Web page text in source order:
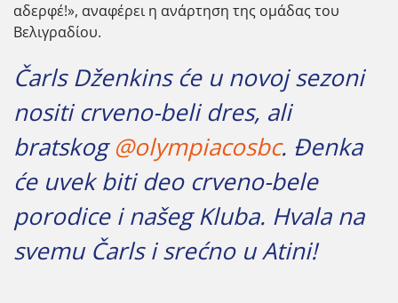
αδερφέ!», αναφέρει η ανάρτηση της ομάδας του
Βελιγραδίου.
Čarls Dženkins će u novoj sezoni
nositi crveno-beli dres, ali
bratskog@olympiacosbc. Đenka
će uvek biti deo crveno-bele
porodice i našeg Kluba. Hvala na
svemu Čarls i srećno u Atini!